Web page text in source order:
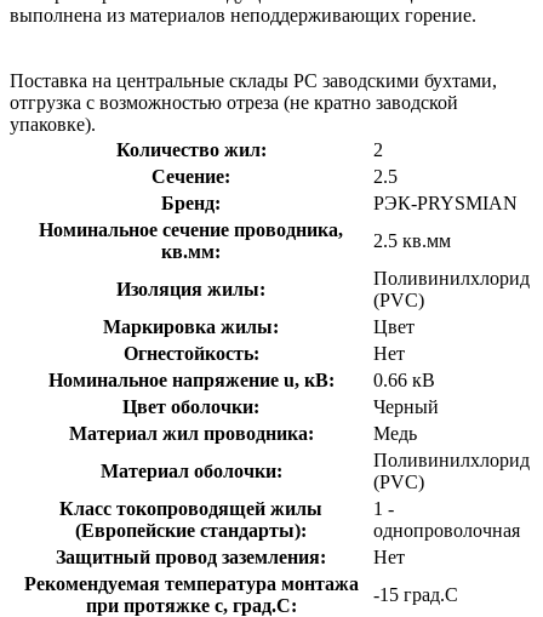
выполнена из материалов неподдерживающих горение.
Поставка на центральные склады РС заводскими бухтами,
отгрузка с возможностью отреза (не кратно заводской
упаковке).
Количество жил:
2
Сечение:
2.5
Бренд:
РЭК-PRYSMIAN
Номинальное сечение проводника,
кв.мм:
2.5 кв.мм
Изоляция жилы:
Поливинилхлорид
(PVC)
Маркировка жилы:
Цвет
Огнестойкость:
Нет
Номинальное напряжение u, кВ:
0.66 кВ
Цвет оболочки:
Черный
Материал жил проводника:
Медь
Материал оболочки:
Поливинилхлорид
(PVC)
Класс токопроводящей жилы
(Европейские стандарты):
1 -
однопроволочная
Защитный провод заземления:
Нет
Рекомендуемая температура монтажа
при протяжке с, град.C:
-15 град.C